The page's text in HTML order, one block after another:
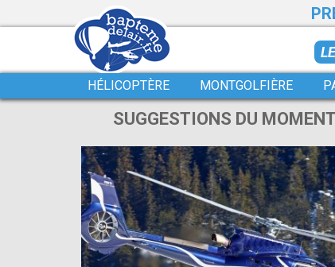
HÉLICOPTÈRE MONTGOLFIÈRE
SUGGESTIONS DU MOMENT